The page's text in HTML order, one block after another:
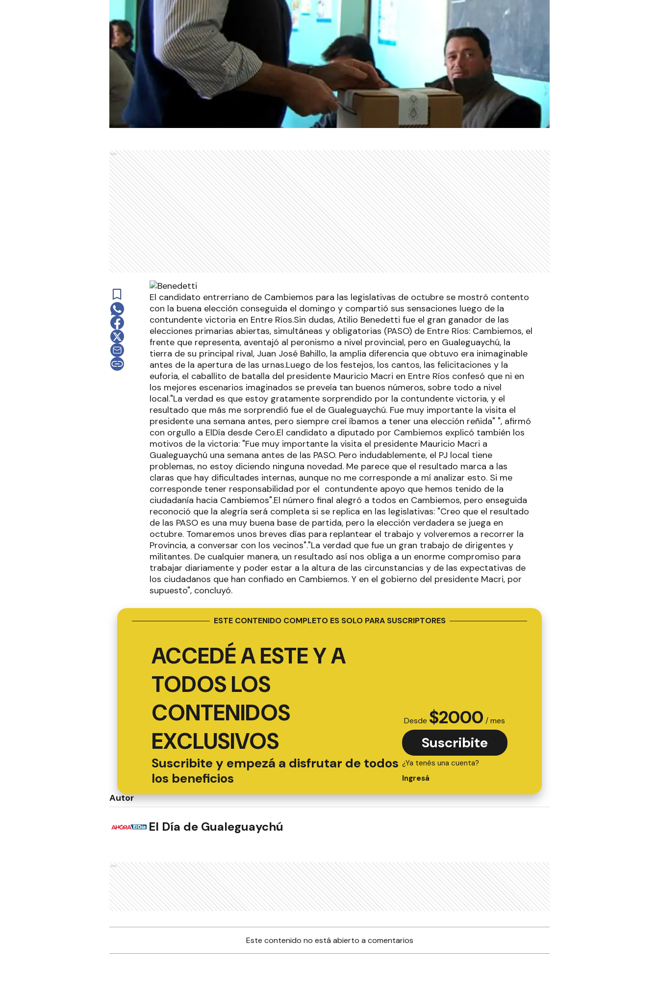
Ads
El candidato entrerriano de Cambiemos para las legislativas de octubre se mostró contento
con la buena elección conseguida el domingo y compartió sus sensaciones luego de la
contundente victoria en Entre Ríos.Sin dudas, Atilio Benedetti fue el gran ganador de las
elecciones primarias abiertas, simultáneas y obligatorias (PASO) de Entre Ríos: Cambiemos, el
frente que representa, aventajó al peronismo a nivel provincial, pero en Gualeguaychú, la
tierra de su principal rival, Juan José Bahillo, la amplia diferencia que obtuvo era inimaginable
antes de la apertura de las urnas.Luego de los festejos, los cantos, las felicitaciones y la
euforia, el caballito de batalla del presidente Mauricio Macri en Entre Ríos confesó que ni en
los mejores escenarios imaginados se preveía tan buenos números, sobre todo a nivel
local."La verdad es que estoy gratamente sorprendido por la contundente victoria, y el
resultado que más me sorprendió fue el de Gualeguaychú. Fue muy importante la visita el
presidente una semana antes, pero siempre creí íbamos a tener una elección reñida" ", afirmó
con orgullo a ElDía desde Cero.El candidato a diputado por Cambiemos explicó también los
motivos de la victoria: "Fue muy importante la visita el presidente Mauricio Macri a
Gualeguaychú una semana antes de las PASO. Pero indudablemente, el PJ local tiene
problemas, no estoy diciendo ninguna novedad. Me parece que el resultado marca a las
claras que hay dificultades internas, aunque no me corresponde a mí analizar esto. Si me
corresponde tener responsabilidad por el contundente apoyo que hemos tenido de la
ciudadanía hacia Cambiemos".El número final alegró a todos en Cambiemos, pero enseguida
reconoció que la alegría será completa si se replica en las legislativas: "Creo que el resultado
de las PASO es una muy buena base de partida, pero la elección verdadera se juega en
octubre. Tomaremos unos breves días para replantear el trabajo y volveremos a recorrer la
Provincia, a conversar con los vecinos"."La verdad que fue un gran trabajo de dirigentes y
militantes. De cualquier manera, un resultado así nos obliga a un enorme compromiso para
trabajar diariamente y poder estar a la altura de las circunstancias y de las expectativas de
los ciudadanos que han confiado en Cambiemos. Y en el gobierno del presidente Macri, por
supuesto", concluyó.
ESTE CONTENIDO COMPLETO ES SOLO PARA SUSCRIPTORES
ACCEDÉ A ESTE Y A
TODOS LOS
CONTENIDOS
EXCLUSIVOS
Suscribite y empezá a disfrutar de todos
los beneficios
Desde $2000 / mes
Suscribite
¿Ya tenés una cuenta?
Ingresá
Autor
El Día de Gualeguaychú
Ads
Este contenido no está abierto a comentarios